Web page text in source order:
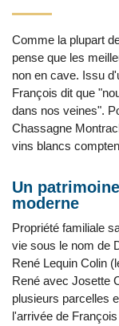
Comme la plupart
pense que les
non en cave. Issu
François dit que
dans nos veines".
Chassagne
vins blancs
Un
moderne
Propriété familiale
vie sous le nom de
René Lequin Colin
René avec Josette
plusieurs parcelles
l'arrivée de